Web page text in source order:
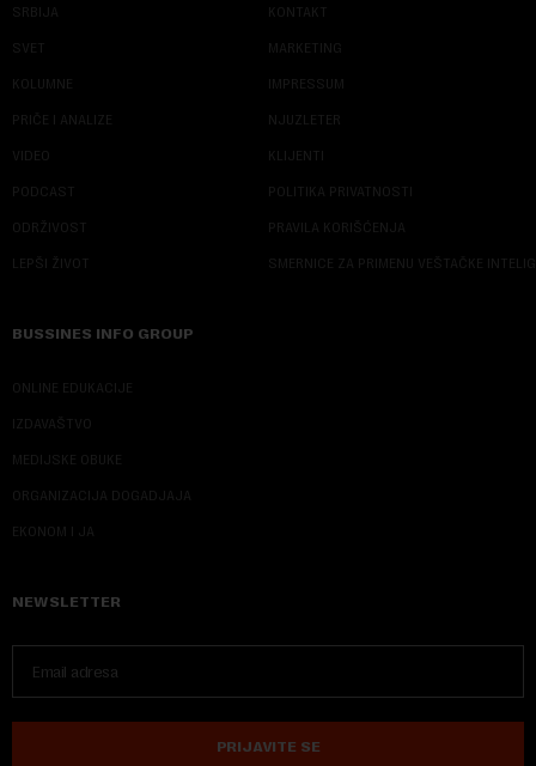
SRBIJA
SVET
KOLUMNE
PRIČE I ANALIZE
VIDEO
PODCAST
ODRŽIVOST
LEPŠI ŽIVOT
KONTAKT
MARKETING
IMPRESSUM
NJUZLETER
KLIJENTI
POLITIKA PRIVATNOSTI
PRAVILA KORIŠĆENJA
SMERNICE ZA PRIMENU VEŠTAČKE
BUSSINES INFO GROUP
ONLINE EDUKACIJE
IZDAVAŠTVO
MEDIJSKE OBUKE
ORGANIZACIJA DOGADJAJA
EKONOM I JA
NEWSLETTER
PRIJAVITE SE